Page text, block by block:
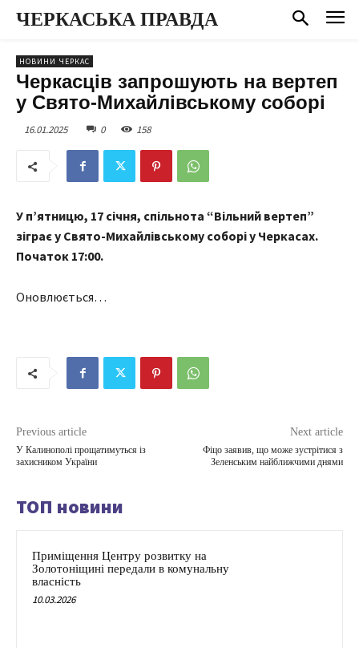
ЧЕРКАСЬКА ПРАВДА
НОВИНИ ЧЕРКАС
Черкасців запрошують на вертеп
у Свято-Михайлівському соборі
16.01.2025 0 158
У п’ятницю, 17 січня, спільнота “Вільний вертеп”
зіграє у Свято-Михайлівському соборі у Черкасах.
Початок 17:00.
Оновлюється…
Previous article
У Калинополі прощатимуться із
захисником України
Next article
Фіцо заявив, що може зустрітися з
Зеленським найближчими днями
ТОП новини
Приміщення Центру розвитку на
Золотоніщині передали в комунальну
власність
10.03.2026